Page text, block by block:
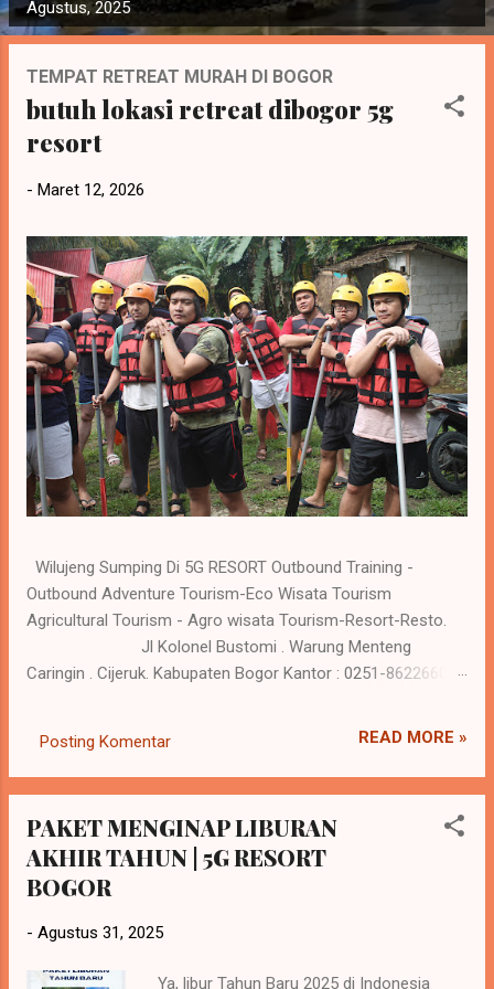
o
s
Agustus, 2025
TEMPAT RETREAT MURAH DI BOGOR
butuh lokasi retreat dibogor 5g
resort
- Maret 12, 2026
Wilujeng Sumping Di 5G RESORT Outbound Training -
Outbound Adventure Tourism-Eco Wisata Tourism
Agricultural Tourism - Agro wisata Tourism-Resort-Resto.
Jl Kolonel Bustomi . Warung Menteng
Caringin . Cijeruk. Kabupaten Bogor Kantor : 0251-86226600
Merangkul harmoni kehidupan dan alam , saat Anda
menghargai perjalanan dan pengalaman tak terlupakan di 5G
Resort. Kebutuhan resort atau tempat semacamnya jadi
keluar dari rutinitas dan melakukan kegiatan refreshing
sangat baik bagi kesehatan tubuh. Seperti batrei yang di
charge ulang sehingga menambah energy yang sudah
penyakit tubuh. Tubuh yang sehat akan menambah
Posting Komentar READ MORE »
PAKET MENGINAP LIBURAN
AKHIR TAHUN | 5G RESORT
BOGOR
- Agustus 31, 2025
Ya, libur Tahun Baru 2025 di Indonesia